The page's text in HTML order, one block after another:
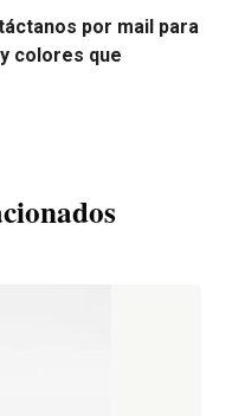
por mail para
colores que